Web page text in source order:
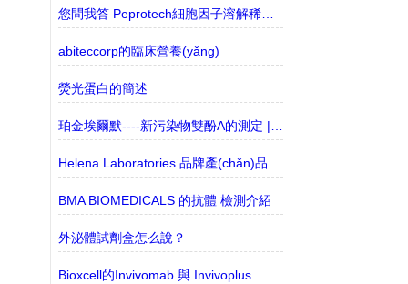
您問我答 Peprotech細胞因子溶解稀釋常見問題
abiteccorp的臨床營養(yǎng)
熒光蛋白的簡述
BMA BIOMEDICALS 的抗體 檢測介紹
外泌體試劑盒怎么說？
Bioxcell的Invivomab 與 Invivoplus